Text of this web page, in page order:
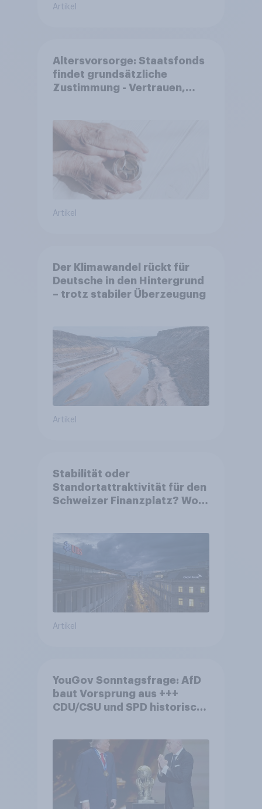
Artikel
Altersvorsorge: Staatsfonds
findet grundsätzliche
Zustimmung - Vertrauen,
Akzeptanz
Artikel
Der Klimawandel rückt für
Deutsche in den Hintergrund
– trotz stabiler Überzeugung
Artikel
Stabilität oder
Standortattraktivität für den
Schweizer Finanzplatz? Wo
von Grossbanken steht
Artikel
YouGov Sonntagsfrage: AfD
baut Vorsprung aus +++
CDU/CSU und SPD historisch
Fußball-WM ohne Politik